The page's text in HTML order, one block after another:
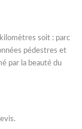
soit : parc
pédestres et
par la beauté du